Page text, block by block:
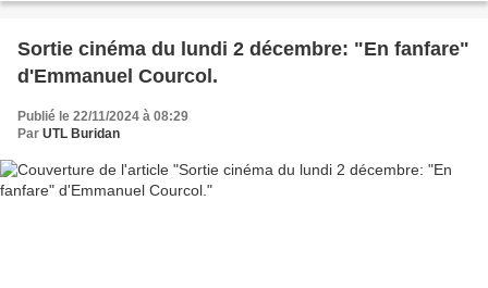
Sortie cinéma du lundi 2 décembre: "En fanfare"
d'Emmanuel Courcol.
Publié le 22/11/2024 à 08:29
Par UTL Buridan